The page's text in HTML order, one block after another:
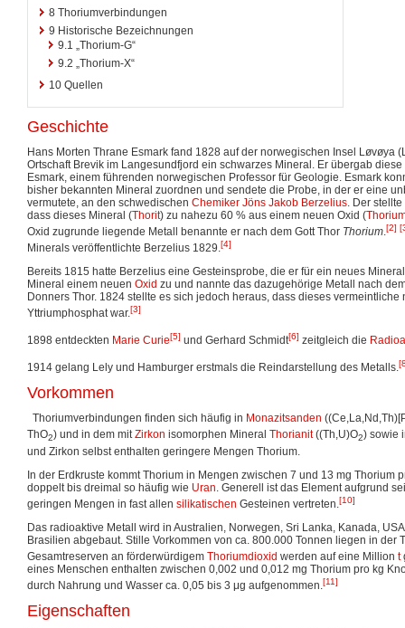
8 Thoriumverbindungen
9 Historische Bezeichnungen
9.1 „Thorium-G“
9.2 „Thorium-X“
10 Quellen
Geschichte
Hans Morten Thrane Esmark fand 1828 auf der norwegischen Insel Løvøya
Ortschaft Brevik im Langesundfjord ein schwarzes Mineral. Er übergab
Esmark, einem führenden norwegischen Professor für Geologie. Esmark
bisher bekannten Mineral zuordnen und sendete die Probe, in der er eine
vermutete, an den schwedischen Chemiker Jöns Jakob Berzelius. Der
dass dieses Mineral (Thorit) zu nahezu 60 % aus einem neuen Oxid (
Oxid zugrunde liegende Metall benannte er nach dem Gott Thor Thorium.[2]
Minerals veröffentlichte Berzelius 1829.[4]
Bereits 1815 hatte Berzelius eine Gesteinsprobe, die er für ein neues
Mineral einem neuen Oxid zu und nannte das dazugehörige Metall nach
Donners Thor. 1824 stellte es sich jedoch heraus, dass dieses vermeintliche
Yttriumphosphat war.[3]
1898 entdeckten Marie Curie[5] und Gerhard Schmidt[6] zeitgleich die
1914 gelang Lely und Hamburger erstmals die Reindarstellung des Metalls.
Vorkommen
Thoriumverbindungen finden sich häufig in Monazitsanden
ThO2) und in dem mitZirkon isomorphen Mineral Thorianit((Th,U)O2) sowie
und Zirkon selbst enthalten geringere Mengen Thorium.
In der Erdkruste kommt Thorium in Mengen zwischen 7 und 13 mg Thorium
doppelt bis dreimal so häufig wie Uran . Generell ist das Element aufgrund
geringen Mengen in fast allen silikatischen Gesteinen vertreten. [10]
Das radioaktive Metall wird in Australien, Norwegen, Sri Lanka, Kanada,
Brasilien abgebaut. Stille Vorkommen von ca. 800.000 Tonnen liegen in der
Gesamtreserven an förderwürdigem Thoriumdioxid werden auf eine Million t
eines Menschen enthalten zwischen 0,002 und 0,012 mg Thorium pro kg
durch Nahrung und Wasser ca. 0,05 bis 3 μg aufgenommen. [11]
Eigenschaften